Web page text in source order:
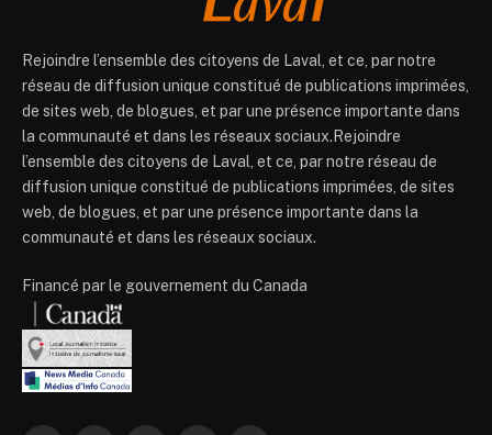
Rejoindre l’ensemble des citoyens de Laval, et ce, par notre
réseau de diffusion unique constitué de publications imprimées,
de sites web, de blogues, et par une présence importante dans
la communauté et dans les réseaux sociaux.Rejoindre
l’ensemble des citoyens de Laval, et ce, par notre réseau de
diffusion unique constitué de publications imprimées, de sites
web, de blogues, et par une présence importante dans la
communauté et dans les réseaux sociaux.
Financé par le gouvernement du Canada